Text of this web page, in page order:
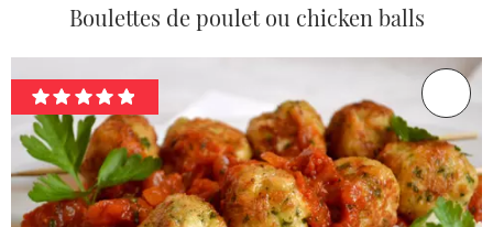
Boulettes de poulet ou chicken balls